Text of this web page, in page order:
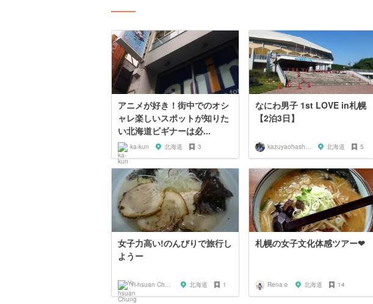
アニメが好き！街中でのオシ
ャレ楽しいスポットが知りた
い北海道ビギナーは必...
ka-kun 北海道 3
なにわ男子 1st LOVE in札幌
【2泊3日】
kazuyaohashi89 北海道 5
女子力高い!のんびりで旅行し
ようー
Yi-hsuan Chung 北海道 1
札幌の女子文化体感ツアー❤
Rena☺︎ 北海道 14